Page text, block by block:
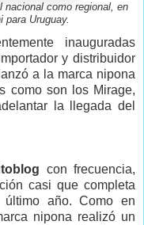
nacional como regional, en
para Uruguay.
inauguradas
y distribuidor
a la marca nipona
como son los Mirage,
la llegada del
con frecuencia,
casi que completa
año. Como en
nipona realizó un